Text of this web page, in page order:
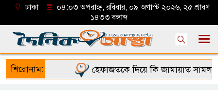
ঢাকা
০৪:০৩ অপরাহ্ন, রবিবার, ০৯ অগাস্ট ২০২৬, ২৫ শ্রাবণ
১৪৩৩ বঙ্গাব্দ
শিরোনাম: হেফাজতকে দিয়ে কি জামায়াত সামলাতে